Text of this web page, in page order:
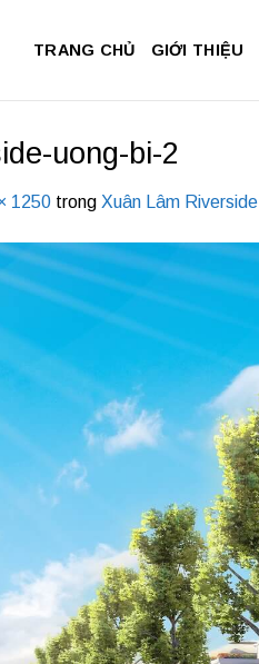
TRANG CHỦ GIỚI THIỆU
uong-bi-2
1250 trong Xuân Lâm Riverside